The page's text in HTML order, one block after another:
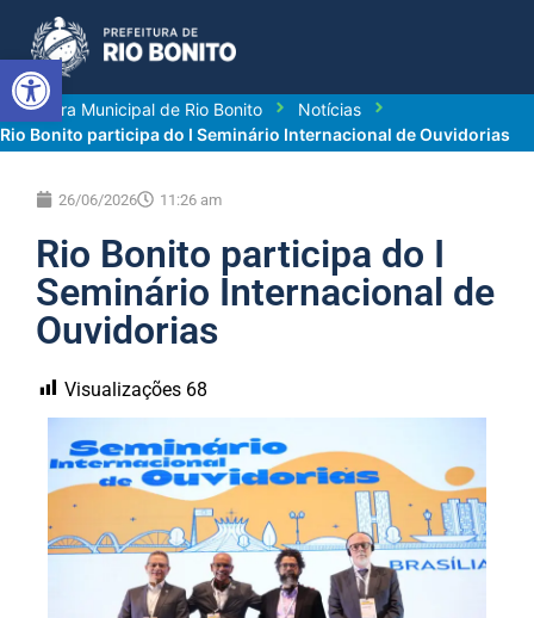
Abrir a barra de ferramentas
Prefeitura Municipal de Rio Bonito
Notícias
Rio Bonito participa do I Seminário Internacional de Ouvidorias
26/06/2026 11:26 am
Rio Bonito participa do I
Seminário Internacional de
Ouvidorias
Visualizações 68